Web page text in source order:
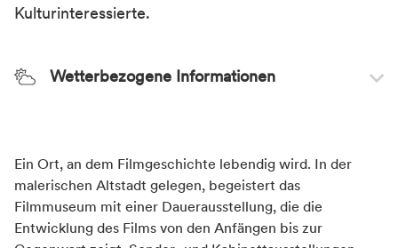
Kulturinteressierte.
Wetterbezogene Informationen
Für heiße Tage geeignet
Ein Ort, an dem Filmgeschichte lebendig wird. In der
malerischen Altstadt gelegen, begeistert das
Filmmuseum mit einer Dauerausstellung, die die
Entwicklung des Films von den Anfängen bis zur